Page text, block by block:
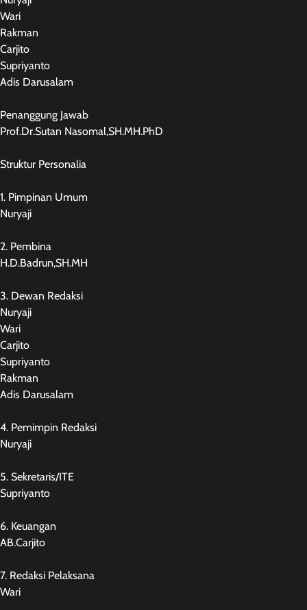
Wari
Rakman
Carjito
Supriyanto
Adis Darusalam
Penanggung Jawab
Prof.Dr.Sutan Nasomal,SH.MH.PhD
Struktur Personalia
1. Pimpinan Umum
Nuryaji
2. Pembina
H.D.Badrun,SH.MH
3. Dewan Redaksi
Nuryaji
Wari
Carjito
Supriyanto
Rakman
Adis Darusalam
4. Pemimpin Redaksi
Nuryaji
5. Sekretaris/ITE
Supriyanto
6. Keuangan
AB.Carjito
7. Redaksi Pelaksana
Wari